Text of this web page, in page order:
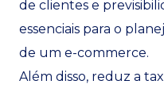
de clientes e
essenciais para o
de um e-commerce.
Além disso, reduz a